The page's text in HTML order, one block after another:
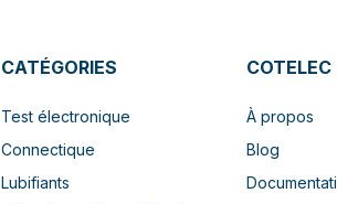
CATÉGORIES
Test électronique
Connectique
Lubifiants
COTELEC
À propos
Blog